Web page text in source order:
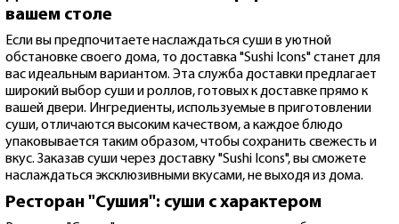
вашем столе
Если вы предпочитаете наслаждаться суши в уютной
обстановке своего дома, то доставка "Sushi Icons" станет для
вас идеальным вариантом. Эта служба доставки предлагает
широкий выбор суши и роллов, готовых к доставке прямо к
вашей двери. Ингредиенты, используемые в приготовлении
суши, отличаются высоким качеством, а каждое блюдо
упаковывается таким образом, чтобы сохранить свежесть и
вкус. Заказав суши через доставку "Sushi Icons", вы сможете
наслаждаться эксклюзивными вкусами, не выходя из дома.
Ресторан "Сушия": суши с характером